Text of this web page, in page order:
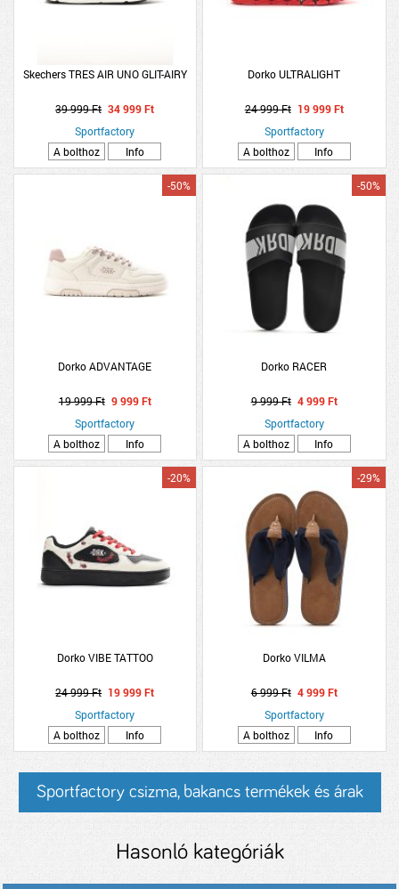
Skechers TRES AIR UNO GLIT-AIRY
39 999 Ft 34 999 Ft
Sportfactory
A bolthoz
Info
Dorko ULTRALIGHT
24 999 Ft 19 999 Ft
Sportfactory
A bolthoz
Info
Dorko ADVANTAGE
-50%
19 999 Ft 9 999 Ft
Sportfactory
A bolthoz
Info
Dorko RACER
-50%
9 999 Ft 4 999 Ft
Sportfactory
A bolthoz
Info
Dorko VIBE TATTOO
-20%
24 999 Ft 19 999 Ft
Sportfactory
A bolthoz
Info
Dorko VILMA
-29%
6 999 Ft 4 999 Ft
Sportfactory
A bolthoz
Info
Sportfactory csizma, bakancs termékek és árak
Hasonló kategóriák